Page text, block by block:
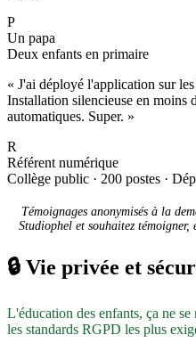
P
Un papa
Deux enfants en primaire
« J'ai déployé l'application sur
Installation silencieuse en moins
automatiques. Super. »
R
Référent numérique
Collège public · 200 postes ·
Témoignages anonymisés à la
Studiophel et souhaitez témoigner,
🔒 Vie privée et
L'éducation des enfants, ça ne
les standards RGPD les plus